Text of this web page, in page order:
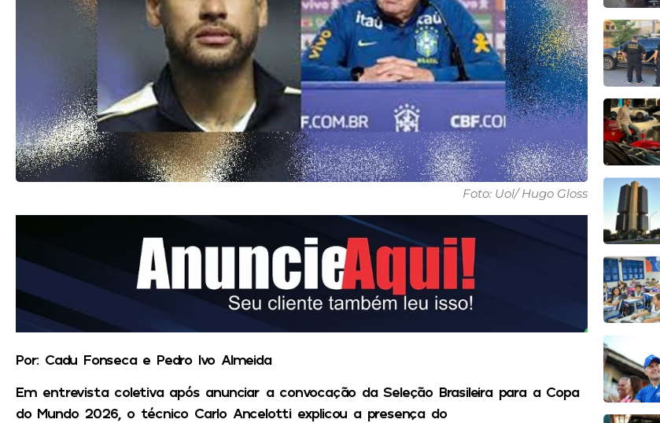
Foto: Uol/ Hugo Gloss
Por: Cadu Fonseca e Pedro Ivo Almeida
Em entrevista coletiva após anunciar a convocação da Seleção Brasileira para a Copa
do Mundo 2026, o técnico Carlo Ancelotti explicou a presença do